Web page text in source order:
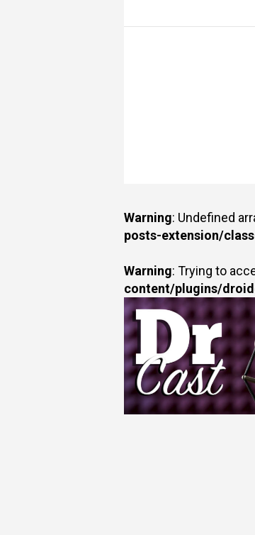
Warning: Undefined
posts-extension/
Warning: Trying to
content/plugins/